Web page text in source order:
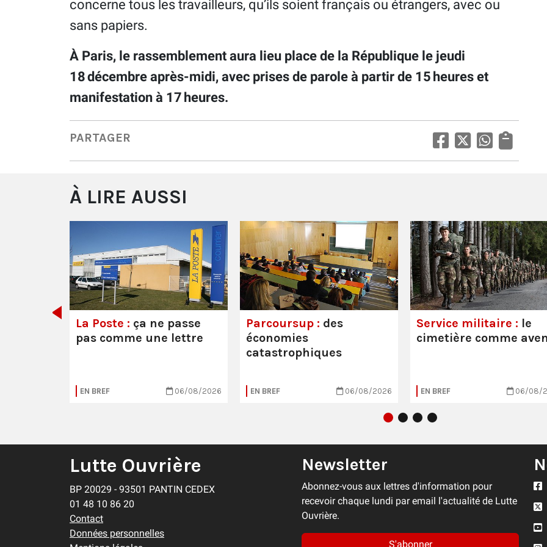
concerne tous les travailleurs, qu’ils soient français ou étrangers, avec ou
sans papiers.
À Paris, le rassemblement aura lieu place de la République le jeudi
18 décembre après-midi, avec prises de parole à partir de 15 heures et
manifestation à 17 heures.
PARTAGER
À LIRE AUSSI
La Poste : ça ne passe
pas comme une lettre
EN BREF 06/08/2026
Parcoursup : des
économies
catastrophiques
EN BREF 06/08/2026
Service militaire : le
cimetière comme
EN BREF 06/08/
Lutte Ouvrière
BP 20029 - 93501 PANTIN CEDEX
01 48 10 86 20
Contact
Données personnelles
Newsletter
Abonnez-vous aux lettres d'information pour
recevoir chaque lundi par email l'actualité de Lutte
Ouvrière.
S'abonner